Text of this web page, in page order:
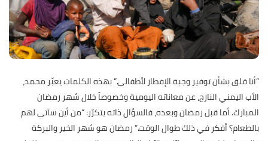
“أنا قلق بشأن توفير وجبة الإفطار لأطفالي.” بهذه الكلمات يعبّر محمد،
الأب اليمني النازح، عن معاناته اليومية وخصوصاً خلال شهر رمضان
المبارك. أما قبل رمضان وبعده، فالسؤال ذاته يتكرّر: “من أين سآتي لهم
بالطعام؟ أفكر في ذلك طوال الوقت.” رمضان هو شهر الخير والبركة